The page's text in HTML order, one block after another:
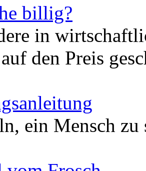
billig?
in
den Preis
ein Mensch zu